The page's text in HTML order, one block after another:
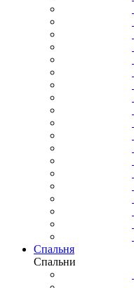
Спальня
Спальни